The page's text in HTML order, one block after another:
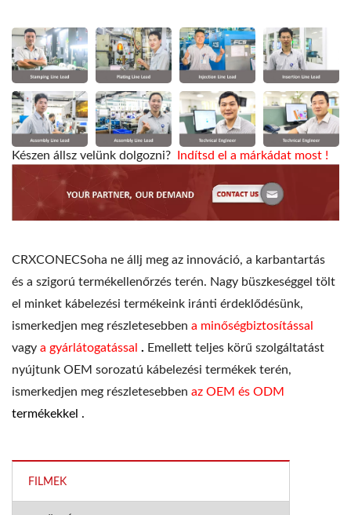
Készen állsz velünk dolgozni? Indítsd el a márkádat most !
CRXCONECSoha ne állj meg az innováció, a karbantartás
és a szigorú termékellenőrzés terén. Nagy büszkeséggel tölt
el minket kábelezési termékeink iránti érdeklődésünk,
ismerkedjen meg részletesebben a minőségbiztosítással
vagy a gyárlátogatással . Emellett teljes körű szolgáltatást
nyújtunk OEM sorozatú kábelezési termékek terén,
ismerkedjen meg részletesebben az OEM és ODM
termékekkel .
FILMEK